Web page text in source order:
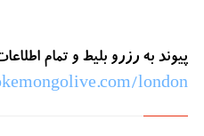
پیوند به رزرو بلیط و تمام
london